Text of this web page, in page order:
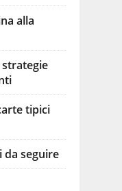
alla
tipici
da seguire